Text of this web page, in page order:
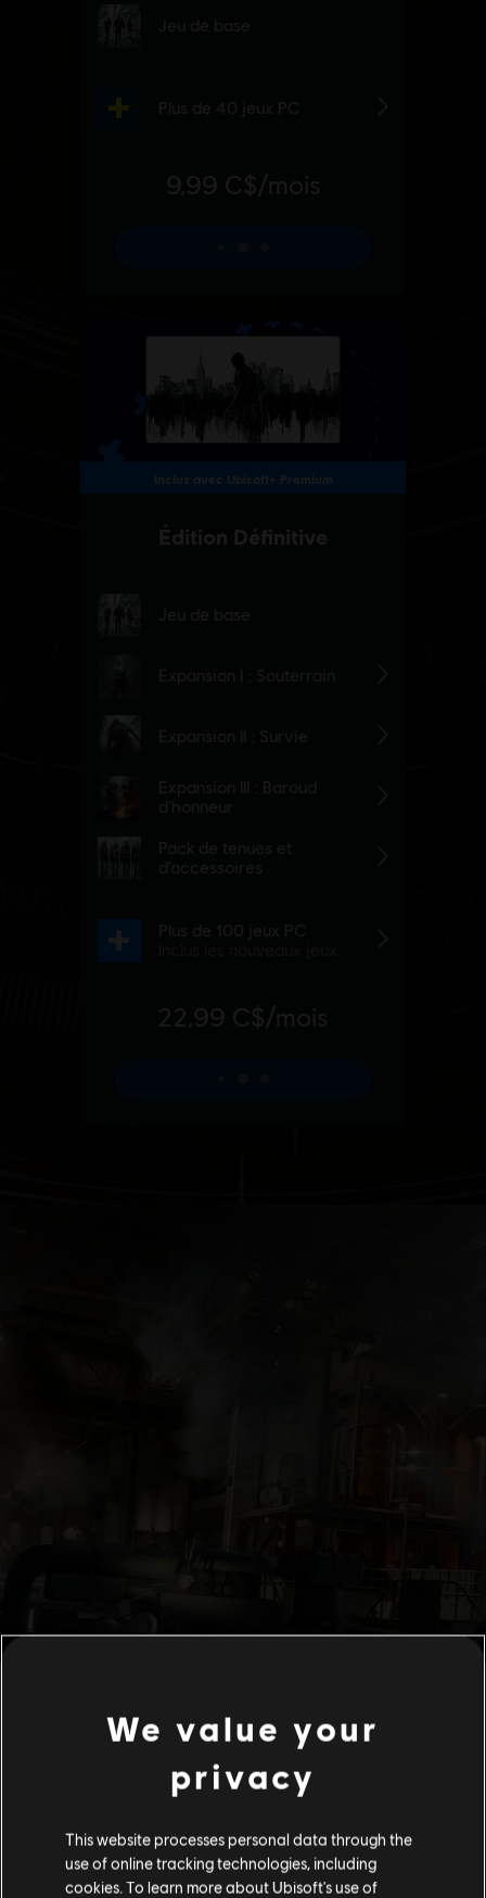
We value your
privacy
This website processes personal data through the
use of online tracking technologies, including
cookies. To learn more about Ubisoft's use of